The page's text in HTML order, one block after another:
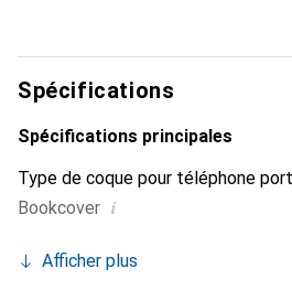
ses produits de haute qualité, la
choix fiable pour une clientèle
Spécifications
Spécifications principales
Type de coque pour téléphone
Bookcover i
Afficher plus